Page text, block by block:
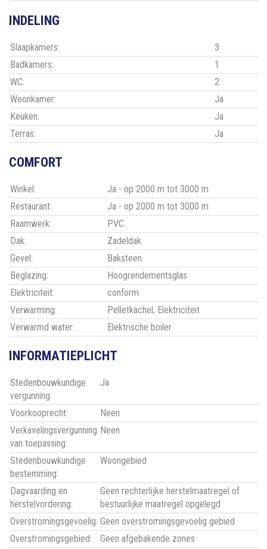
INDELING
Slaapkamers:
3
Badkamers:
1
WC:
2
Woonkamer:
Ja
Keuken:
Ja
Terras:
Ja
COMFORT
Winkel:
Ja - op 2000 m tot 3000 m
Restaurant:
Ja - op 2000 m tot 3000 m
Raamwerk:
PVC
Dak:
Zadeldak
Gevel:
Baksteen
Beglazing:
Hoogrendementsglas
Elektriciteit:
conform
Verwarming:
Pelletkachel, Elektriciteit
Verwarmd water:
Elektrische boiler
INFORMATIEPLICHT
Stedenbouwkundige
vergunning:
Ja
Voorkooprecht:
Neen
Verkavelingsvergunning
van toepassing:
Neen
Stedenbouwkundige
bestemming:
Woongebied
Dagvaarding en
herstelvordering:
Geen rechterlijke herstelmaatregel of
bestuurlijke maatregel opgelegd
Overstromingsgevoelig: Geen overstromingsgevoelig gebied
Overstromingsgebied:
Geen afgebakende zones